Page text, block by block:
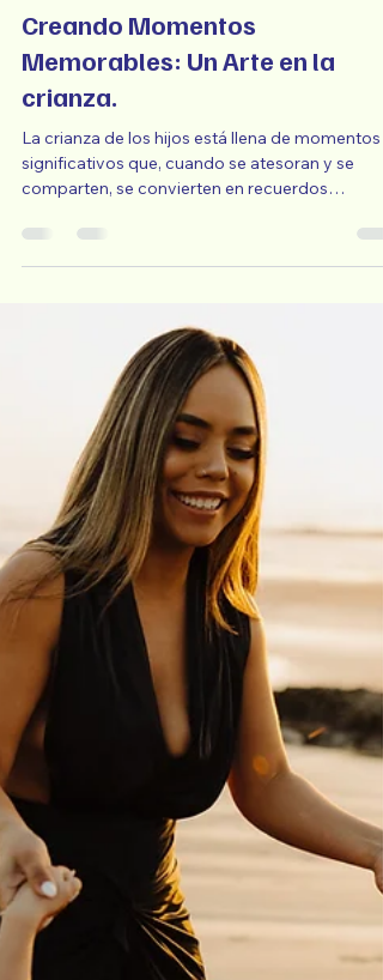
Jun 23, 2025
3 min read
Creando Momentos
Memorables: Un Arte en la
crianza.
significativos que, cuando se atesoran y se
comparten, se convierten en recuerdos
perdurables. Crear momentos memorables con
nuestros hijos no solo fortalece los lazos
familiares, sino que también contribuye al
desarrollo emocional y la felicidad de los
pequeños. Aquí te presento algunas ideas para
infundir magia en tu jornada parental y construir
recuerdos que durarán toda la vida: 1.
al Aire Libre: Explorar la natural